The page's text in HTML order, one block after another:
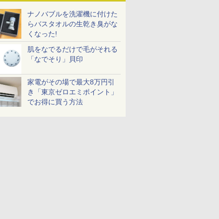
ナノバブルを洗濯機に付けた
らバスタオルの生乾き臭がな
くなった!
肌をなでるだけで毛がそれる
「なでそり」貝印
家電がその場で最大8万円引
き「東京ゼロエミポイント」
でお得に買う方法